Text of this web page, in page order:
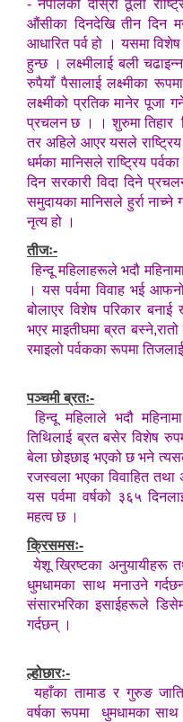
- नेपालको दोस्रो ठूलो
औंसीका दिनदेखि तीन दिन
आधारित पर्व हो । यसमा
हुन्छ । लक्ष्मीलाई बली
रुपैयाँ पैसालाई लक्ष्मीका
लक्ष्मीको प्रतिक मानेर पूजा
प्रचलन छ । । शुरुमा तिहार
तर अहिले आएर यसले
धर्मका मानिसले राष्ट्रिय
दिन सरकारी विदा दिने
समुदायका मानिसले हुर्रा नाच्ने
नृत्य हो ।
तीजः-
हिन्दू महिलाहरूले भदौ
। यस पर्वमा विवाह भई
बोलाएर विशेष परिकार
भएर माइतीघमा ब्रत
रमाइलो पर्वकका रूपमा
पञ्चमी ब्रतः-
हिन्दू महिलाले भदौ
तिथिलाई ब्रत बसेर विशेष
बेला छोइछाइ भएको छ भने
रजस्वला भएका विवाहित तथा
यस पर्वमा वर्षको ३६५
महत्व छ ।
क्रिसमसः-
येशू ख्रिष्टका अनुयायीहरू
धुमधामका साथ मनाउने
संसारभरिका इसाईहरूले
गर्दछन् ।
ल्होछारः-
यहाँका तामाड र गुरुङ
वर्षका रूपमा धुमधामका साथ